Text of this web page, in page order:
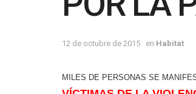
12 de octubre de 2015 en Habitat
MILES DE PERSONAS SE